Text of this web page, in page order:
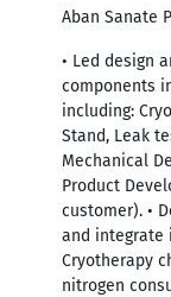
Aban Sanate
• Led design
components
including:
Stand, Leak
Mechanical
Product
customer). •
and integrate
Cryotherapy
nitrogen